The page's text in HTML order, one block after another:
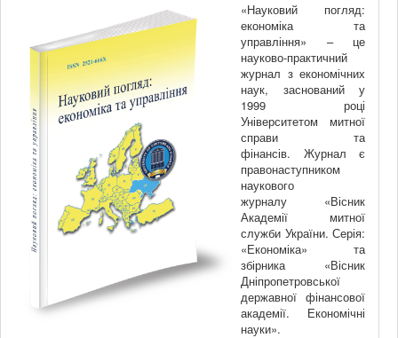
«Науковий погляд:
економіка та
управління» – це
науково-практичний
журнал з економічних
наук, заснований у
1999 році
Університетом митної
справи та
фінансів. Журнал є
правонаступником
наукового
журналу «Вісник
Академії митної
служби України. Серія:
«Економіка» та
збірника «Вісник
Дніпропетровської
державної фінансової
академії. Економічні
науки».